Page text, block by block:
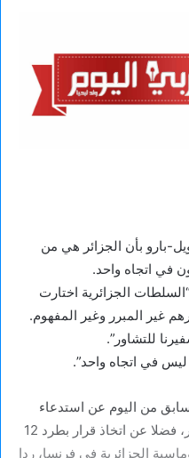
بارو بأن الجزائر هي من
في اتجاه واحد.
الجزائرية اختارت
غير المبرر وغير المفهوم.
ليس في اتجاه واحد”.
من اليوم عن استدعاء
السفير الفرنسي في الجزائر للتشاور، فضلا عن اتخاذ قرار بطرد 12
الجزائرية في فرنسا، ردا